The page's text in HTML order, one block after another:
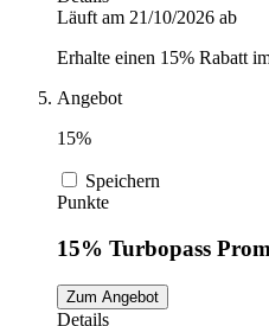
Läuft am 21/10/2026 ab
Erhalte einen 15% Rabatt
Angebot
15%
Speichern
Punkte
15% Turbopass
Zum Angebot
Details